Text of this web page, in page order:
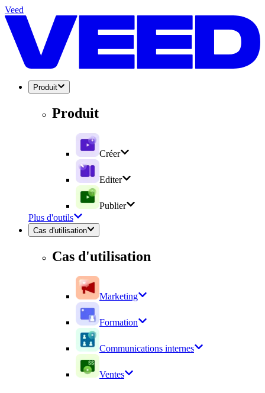
Veed
Produit
Produit
Créer
Editer
Publier
Plus d'outils
Cas d'utilisation
Cas d'utilisation
Marketing
Formation
Communications internes
Ventes